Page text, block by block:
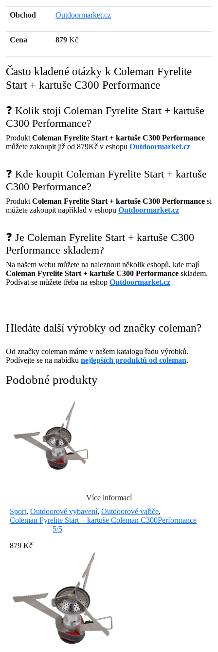
Obchod Outdoormarket.cz
Cena 879 Kč
Často kladené otázky k Coleman Fyrelite
Start + kartuše C300 Performance
❓ Kolik stojí Coleman Fyrelite Start + kartuše
C300 Performance?
Produkt Coleman Fyrelite Start + kartuše C300 Performance
můžete zakoupit již od 879Kč v eshopu Outdoormarket.cz
❓ Kde koupit Coleman Fyrelite Start + kartuše
C300 Performance?
Produkt Coleman Fyrelite Start + kartuše C300 Performance si
můžete zakoupit například v eshopu Outdoormarket.cz
❓ Je Coleman Fyrelite Start + kartuše C300
Performance skladem?
Na našem webu můžete na naleznout několik eshopů, kde mají
Coleman Fyrelite Start + kartuše C300 Performance skladem.
Podívat se můžete třeba na eshop Outdoormarket.cz
Hledáte další výrobky od značky coleman?
Od značky coleman máme v našem katalogu řadu výrobků.
Podívejte se na nabídku nejlepších produktů od coleman.
Podobné produkty
Více informací
Sport, Outdoorové vybavení, Outdoorové vařiče,
Coleman Fyrelite Start + kartuše Coleman C300Performance
5/5
879 Kč